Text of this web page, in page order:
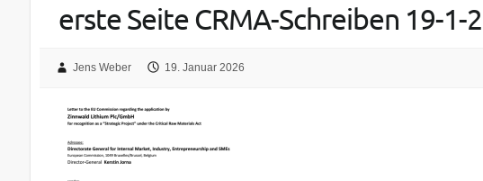
erste Seite CRMA-Schreiben 19-1-
Jens Weber 19. Januar 2026